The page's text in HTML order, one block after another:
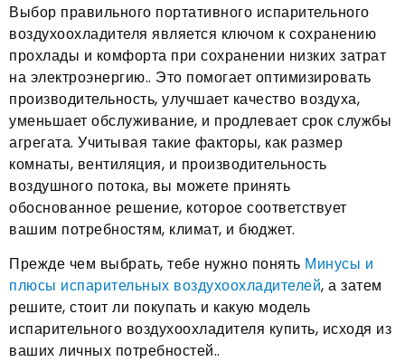
Выбор правильного портативного испарительного
воздухоохладителя является ключом к сохранению
прохлады и комфорта при сохранении низких затрат
на электроэнергию.. Это помогает оптимизировать
производительность, улучшает качество воздуха,
уменьшает обслуживание, и продлевает срок службы
агрегата. Учитывая такие факторы, как размер
комнаты, вентиляция, и производительность
воздушного потока, вы можете принять
обоснованное решение, которое соответствует
вашим потребностям, климат, и бюджет.
Прежде чем выбрать, тебе нужно понять Минусы и
плюсы испарительных воздухоохладителей, а затем
решите, стоит ли покупать и какую модель
испарительного воздухоохладителя купить, исходя из
ваших личных потребностей..